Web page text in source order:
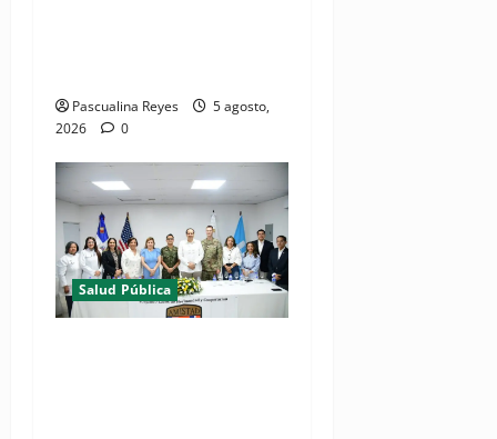
Pascualina Reyes
5 agosto,
2026
0
Salud Pública